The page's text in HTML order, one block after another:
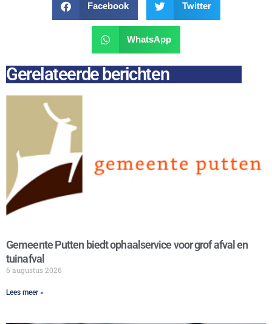
Facebook Twitter
WhatsApp
Gerelateerde berichten
Gemeente Putten biedt ophaalservice voor grof afval en
tuinafval
6 augustus 2026
Lees meer »